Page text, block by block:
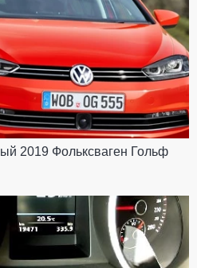
2019 Фольксваген Гольф